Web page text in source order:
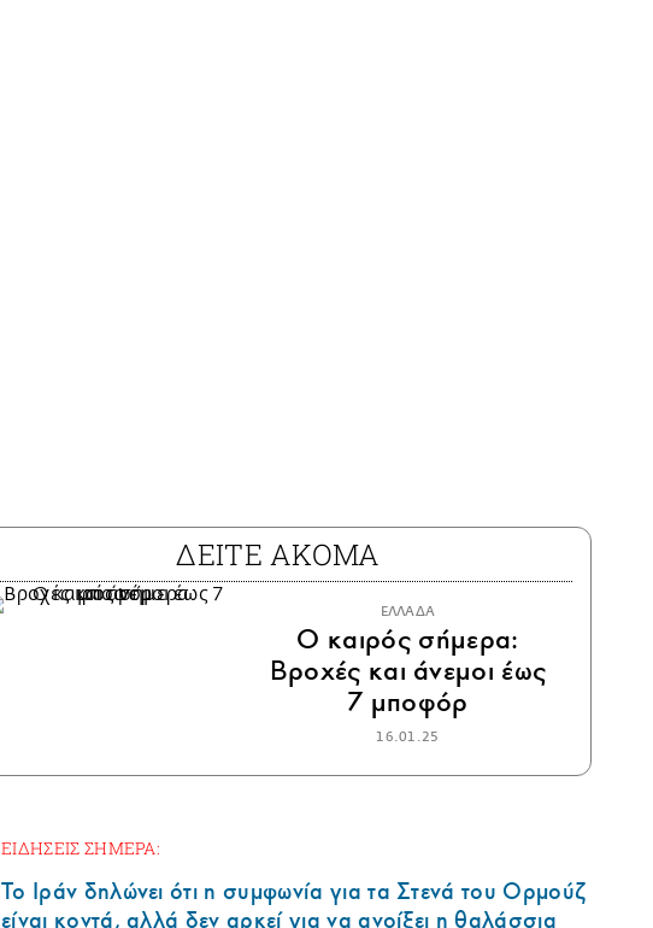
ΔΕΙΤΕ ΑΚΟΜΑ
ΕΛΛΑΔΑ
Ο καιρός σήμερα:
Βροχές και άνεμοι έως
7 μποφόρ
16.01.25
ΕΙΔΗΣΕΙΣ ΣΗΜΕΡΑ:
Το Ιράν δηλώνει ότι η συμφωνία για τα Στενά του Ορμούζ
είναι κοντά, αλλά δεν αρκεί για να ανοίξει η θαλάσσια